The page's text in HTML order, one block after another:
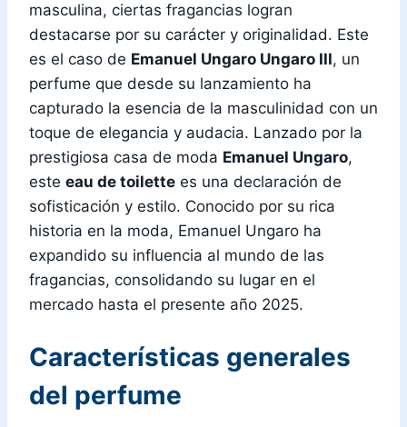
masculina, ciertas fragancias logran
destacarse por su carácter y originalidad. Este
es el caso de Emanuel Ungaro Ungaro III, un
perfume que desde su lanzamiento ha
capturado la esencia de la masculinidad con un
toque de elegancia y audacia. Lanzado por la
prestigiosa casa de moda Emanuel Ungaro,
este eau de toilette es una declaración de
sofisticación y estilo. Conocido por su rica
historia en la moda, Emanuel Ungaro ha
expandido su influencia al mundo de las
fragancias, consolidando su lugar en el
mercado hasta el presente año 2025.
Características generales
del perfume